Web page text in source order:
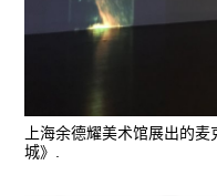
上海余德耀美术馆展出的
城》.